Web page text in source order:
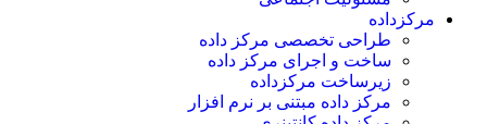
مرکزداده
طراحی تخصصی مرکز داده
ساخت و اجرای مرکز داده
زیرساخت مرکزداده
مرکز داده مبتنی بر نرم افزار